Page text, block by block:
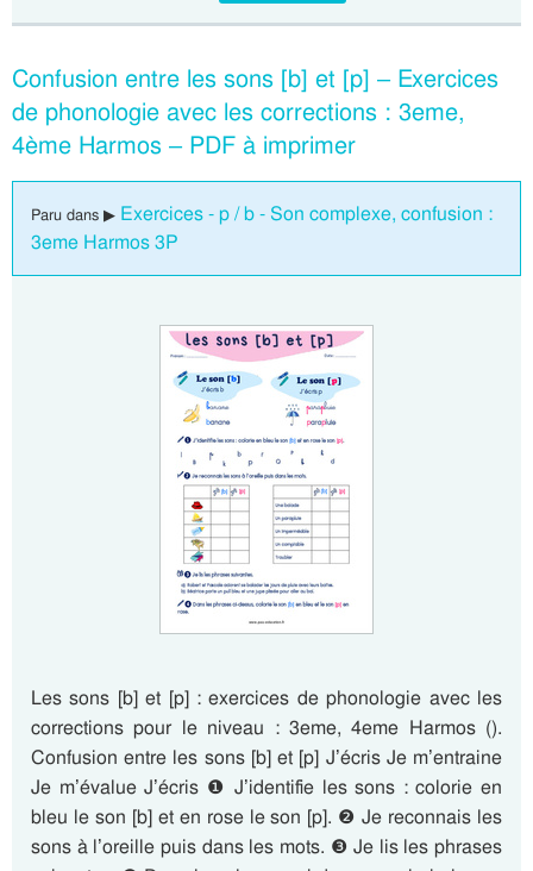
Confusion entre les sons [b] et [p] – Exercices
de phonologie avec les corrections : 3eme,
4ème Harmos – PDF à imprimer
Paru dans ▶ Exercices - p / b - Son complexe, confusion :
3eme Harmos 3P
Les sons [b] et [p] : exercices de phonologie avec les
corrections pour le niveau : 3eme, 4eme Harmos ().
Confusion entre les sons [b] et [p] J’écris Je m’entraine
Je m’évalue J’écris ❶ J’identifie les sons : colorie en
bleu le son [b] et en rose le son [p]. ❷ Je reconnais les
sons à l’oreille puis dans les mots. ❸ Je lis les phrases